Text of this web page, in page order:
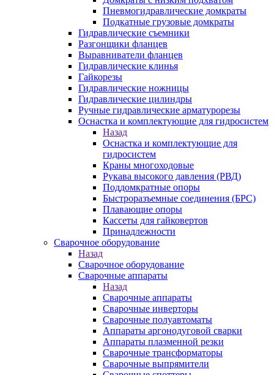
Пневмогидравлические домкраты
Подкатные грузовые домкраты
Гидравлические съемники
Разгонщики фланцев
Выравниватели фланцев
Гидравлические клинья
Гайкорезы
Гидравлические ножницы
Гидравлические цилиндры
Ручные гидравлические арматурорезы
Оснастка и комплектующие для гидросистем
Назад
Оснастка и комплектующие для
гидросистем
Краны многоходовые
Рукава высокого давления (РВД)
Поддомкратные опоры
Быстроразъемные соединения (БРС)
Плавающие опоры
Кассеты для гайковертов
Принадлежности
Сварочное оборудование
Назад
Сварочное оборудование
Сварочные аппараты
Назад
Сварочные аппараты
Сварочные инверторы
Сварочные полуавтоматы
Аппараты аргонодуговой сварки
Аппараты плазменной резки
Сварочные трансформаторы
Сварочные выпрямители